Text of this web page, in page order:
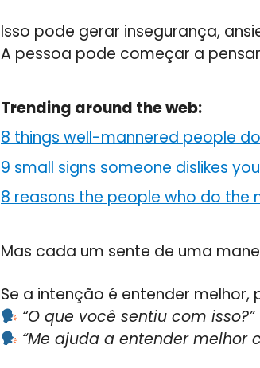
Isso pode gerar insegurança,
A pessoa pode começar a
Trending around the web:
8 things well-mannered people
9 small signs someone dislikes
8 reasons the people who do
Mas cada um sente de uma
Se a intenção é entender melhor,
“O que você sentiu com isso?”
“Me ajuda a entender melhor